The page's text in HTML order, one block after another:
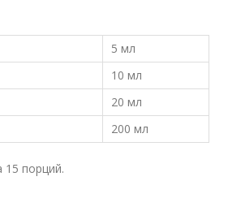
5 мл
10 мл
20 мл
200 мл
15 порций.